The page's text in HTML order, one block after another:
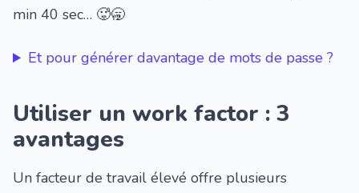
min 40 sec… 🥵🥱
Et pour générer davantage de mots de passe ?
Utiliser un work factor : 3
avantages
Un facteur de travail élevé offre plusieurs